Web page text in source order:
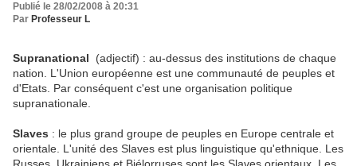
Publié le 28/02/2008 à 20:31
Par Professeur L
Supranational (adjectif) : au-dessus des institutions de chaque
nation. L'Union européenne est une communauté de peuples et
d'Etats. Par conséquent c'est une organisation politique
supranationale.
Slaves : le plus grand groupe de peuples en Europe centrale et
orientale. L'unité des Slaves est plus linguistique qu'ethnique. Les